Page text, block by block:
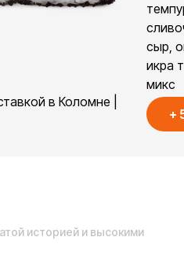
в Коломне |
сыр,
икра
микс
+
историей и высокими